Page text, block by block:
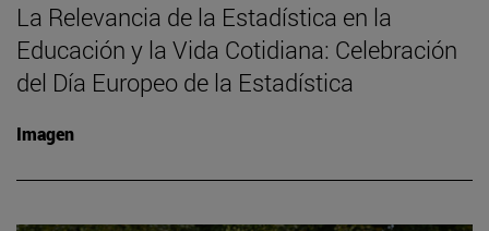
La Relevancia de la Estadística en la
Educación y la Vida Cotidiana: Celebración
del Día Europeo de la Estadística
Imagen